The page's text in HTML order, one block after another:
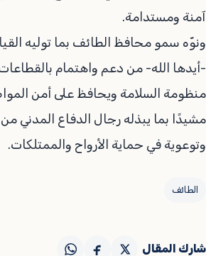
آمنة ومستدامة.
ونوّه سمو محافظ الطائف بما توليه
-أيدها الله- من دعم واهتمام بالقطاعات
منظومة السلامة ويحافظ على أمن
مشيدًا بما يبذله رجال الدفاع المدني
وتوعوية في حماية الأرواح والممتلكات.
الطائف
شارك المقال